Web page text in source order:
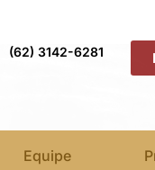
(62) 3142-6281
Equipe